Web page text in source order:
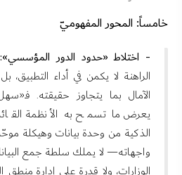
خامساً: المحور المفهوميّ
- اختلاط «حدود الدور المؤسسي»:
الراهنة لا يكمن في أداء
الآمال بما يتجاوز حقيقته.
يعرض ما تسمح به الأنظمة
الذكية من وحدة بيانات وهيكلة
واجهاته— لا يملك سلطة جمع
الوزارات، ولا قدرة على إدارة